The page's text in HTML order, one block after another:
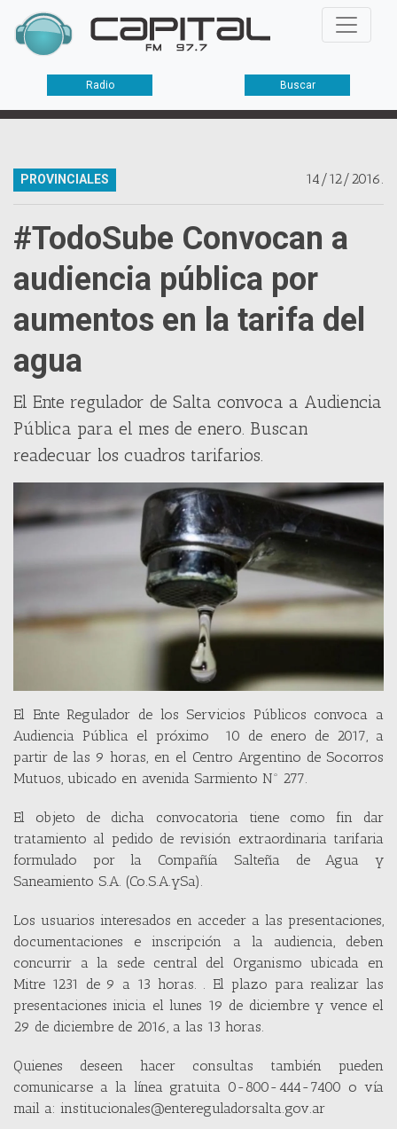
Radio Buscar
14/12/2016.
PROVINCIALES
#TodoSube Convocan a
audiencia pública por
aumentos en la tarifa del
agua
El Ente regulador de Salta convoca a Audiencia
Pública para el mes de enero. Buscan
readecuar los cuadros tarifarios.
El Ente Regulador de los Servicios Públicos convoca a
Audiencia Pública el próximo 10 de enero de 2017, a
partir de las 9 horas, en el Centro Argentino de Socorros
Mutuos, ubicado en avenida Sarmiento Nº 277.
El objeto de dicha convocatoria tiene como fin dar
tratamiento al pedido de revisión extraordinaria tarifaria
formulado por la Compañía Salteña de Agua y
Saneamiento S.A. (Co.S.A.ySa).
Los usuarios interesados en acceder a las presentaciones,
documentaciones e inscripción a la audiencia, deben
concurrir a la sede central del Organismo ubicada en
Mitre 1231 de 9 a 13 horas. . El plazo para realizar las
presentaciones inicia el lunes 19 de diciembre y vence el
29 de diciembre de 2016, a las 13 horas.
Quienes deseen hacer consultas también pueden
comunicarse a la línea gratuita 0-800-444-7400 o vía
mail a: institucionales@entereguladorsalta.gov.ar